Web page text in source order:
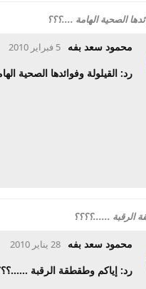
الصحية الهامة ....؟؟؟
محمود سعد بفه 5 فبراير 2010
رد: القيلولة وفوائدها الصحية
الرقبة ......؟؟؟؟
محمود سعد بفه 28 يناير 2010
رد: إياكم وطقطقة الرقبة